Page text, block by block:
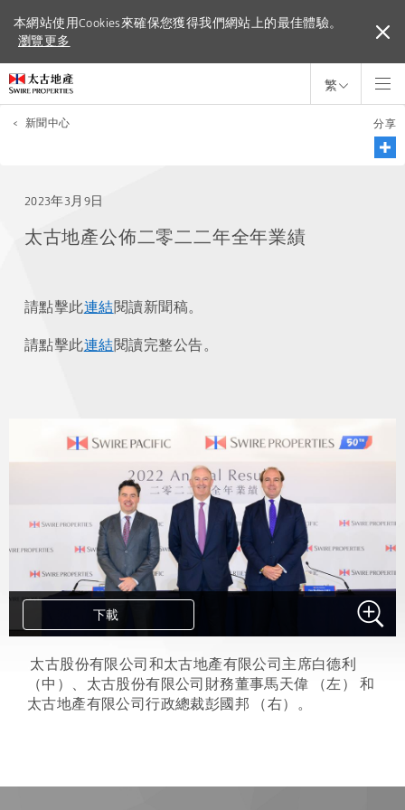
本網站使用Cookies來確保您獲得我們網站上的最佳體驗。
瀏覽更多
本網站使用Cookies來確保您獲得我們網站上的最佳體驗。
瀏覽更多
繁
< 新聞中心 分享
2023年3月9日
太古地產公佈二零二二年全年業績
請點擊此連結閱讀新聞稿。
請點擊此連結閱讀完整公告。
下載
太古股份有限公司和太古地產有限公司主席白德利
（中）、太古股份有限公司財務董事馬天偉 （左） 和
太古地產有限公司行政總裁彭國邦 （右）。